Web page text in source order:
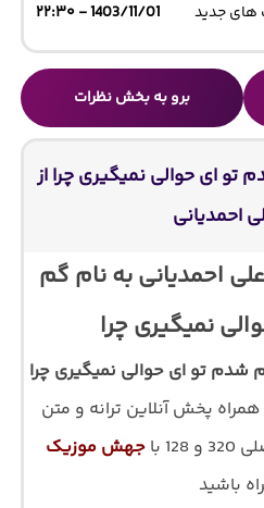
جدید 1403/11/01 - ۲۲:۳۰
برو به بخش نظرات
تو ای حوالی نمیگیری چرا از
احمدیانی
احمدیانی به نام گم
نمیگیری چرا
شدم تو ای حوالی نمیگیری چرا
همراه پخش آنلاین ترانه و متن
با
جهش موزیک
باشید